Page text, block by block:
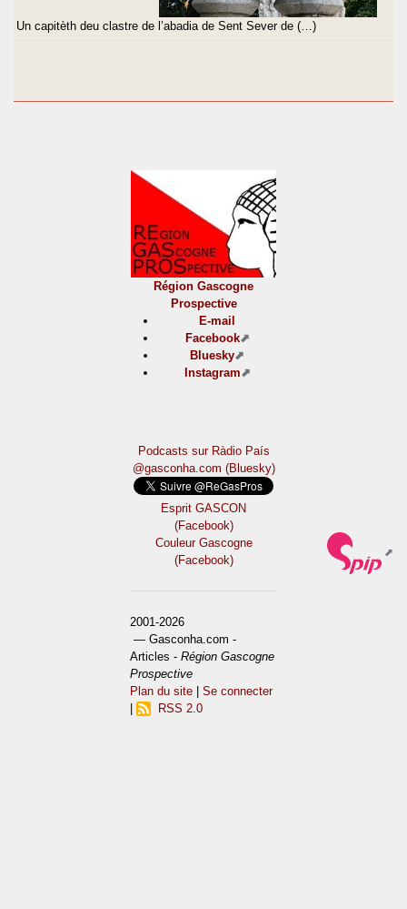
Un capitèth deu clastre de l’abadia de Sent Sever de (…)
Région Gascogne
Prospective
E-mail
Facebook
Bluesky
Instagram
Podcasts sur Ràdio País
@gasconha.com (Bluesky)
Esprit GASCON
(Facebook)
Couleur Gascogne
(Facebook)
2001-2026
— Gasconha.com -
Articles -Région Gascogne
Prospective
Plan du site |Se connecter
RSS 2.0